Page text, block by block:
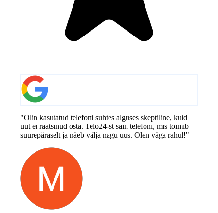
"Olin kasutatud telefoni suhtes alguses skeptiline, kuid
uut ei raatsinud osta. Telo24-st sain telefoni, mis toimib
suurepäraselt ja näeb välja nagu uus. Olen väga rahul!"